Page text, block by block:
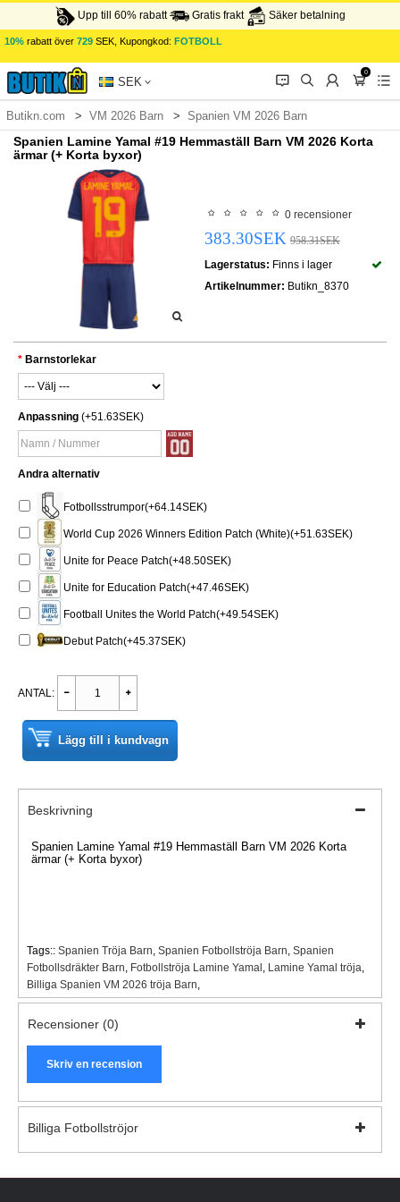
Upp till 60% rabatt Gratis frakt Säker betalning
10% rabatt över 729 SEK, Kupongkod: FOTBOLL
SEK 󰂱 󰂨 󰃳
0
󰃦 󰃖
Butikn.com VM 2026 Barn Spanien VM 2026 Barn
Spanien Lamine Yamal #19 Hemmaställ Barn VM 2026 Korta
ärmar (+ Korta byxor)
0 recensioner
383.30SEK 958.31SEK
Lagerstatus: Finns i lager
Artikelnummer: Butikn_8370
Barnstorlekar
Anpassning (+51.63SEK)
Andra alternativ
Fotbollsstrumpor(+64.14SEK)
World Cup 2026 Winners Edition Patch (White)(+51.63SEK)
Unite for Peace Patch(+48.50SEK)
Unite for Education Patch(+47.46SEK)
Football Unites the World Patch(+49.54SEK)
Debut Patch(+45.37SEK)
ANTAL:
Lägg till i kundvagn
Beskrivning
Spanien Lamine Yamal #19 Hemmaställ Barn VM 2026 Korta
ärmar (+ Korta byxor)
Tags:: Spanien Tröja Barn Spanien Fotbollströja Barn Spanien
Fotbollsdräkter Barn Fotbollströja Lamine Yamal Lamine Yamal tröja
Billiga Spanien VM 2026 tröja Barn
Recensioner (0)
Skriv en recension
Billiga Fotbollströjor